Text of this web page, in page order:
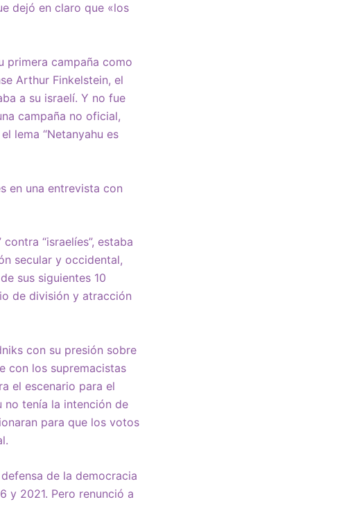
dejó en claro que «los
primera campaña como
Arthur Finkelstein, el
a su israelí. Y no fue
campaña no oficial,
lema “Netanyahu es
en una entrevista con
“israelíes”, estaba
secular y occidental,
sus siguientes 10
de división y atracción
con su presión sobre
con los supremacistas
el escenario para el
no tenía la intención de
para que los votos
de la democracia
y 2021. Pero renunció a